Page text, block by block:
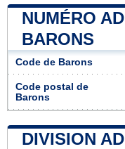
NUMÉRO
BARONS
Code de Barons
Code postal de
Barons
DIVISION